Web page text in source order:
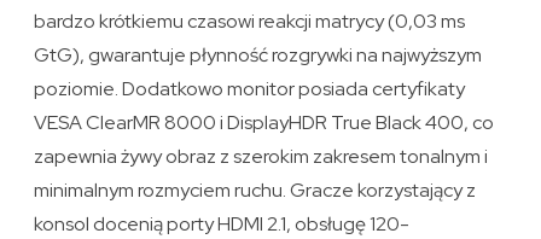
bardzo krótkiemu czasowi reakcji matrycy (0,03 ms
GtG), gwarantuje płynność rozgrywki na najwyższym
poziomie. Dodatkowo monitor posiada certyfikaty
VESA ClearMR 8000 i DisplayHDR True Black 400, co
zapewnia żywy obraz z szerokim zakresem tonalnym i
minimalnym rozmyciem ruchu. Gracze korzystający z
konsol docenią porty HDMI 2.1, obsługę 120-